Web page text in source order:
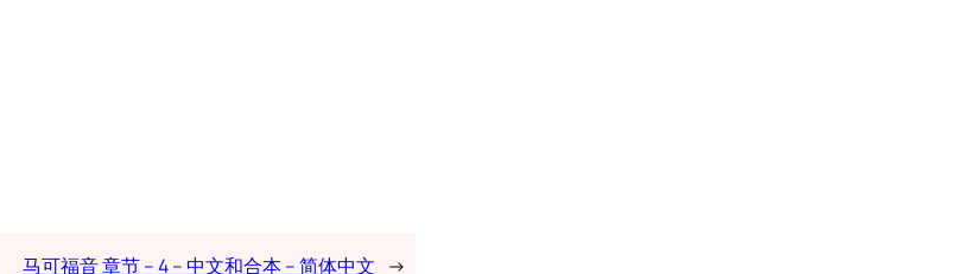
马可福音 章节 – 4 – 中文和合本 – 简体中文 →